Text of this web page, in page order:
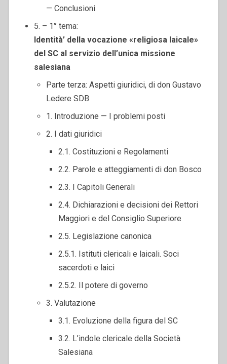
— Conclusioni
5. – 1° tema:
Identità’ della vocazione «religiosa laicale»
del SC al servizio dell’unica missione
salesiana
Parte terza: Aspetti giuridici, di don Gustavo
Ledere SDB
1. Introduzione — I problemi posti
2. I dati giuridici
2.1. Costituzioni e Regolamenti
2.2. Parole e atteggiamenti di don Bosco
2.3. I Capitoli Generali
2.4. Dichiarazioni e decisioni dei Rettori
Maggiori e del Consiglio Superiore
2.5. Legislazione canonica
2.5.1. Istituti clericali e laicali. Soci
sacerdoti e laici
2.5.2. Il potere di governo
3. Valutazione
3.1. Evoluzione della figura del SC
3.2. L’indole clericale della Società
Salesiana